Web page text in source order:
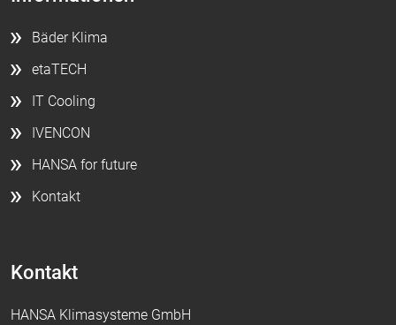
Bäder Klima
etaTECH
IT Cooling
IVENCON
HANSA for future
Kontakt
Kontakt
HANSA Klimasysteme GmbH